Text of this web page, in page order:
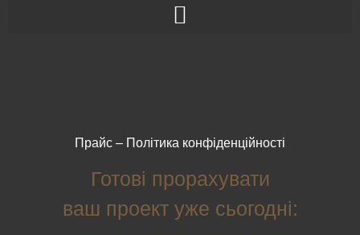
Прайс – Політика конфіденційності
Готові прорахувати
ваш проект уже сьогодні: